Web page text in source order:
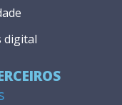
digital